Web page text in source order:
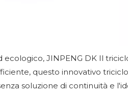
JINPENG DK Il
questo innovativo
soluzione di continuità e